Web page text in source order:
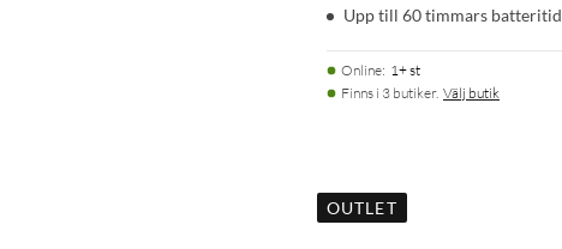
Upp till 60 timmars batteritid
Online: 1+ st
Finns i 3 butiker. Välj butik
OUTLET